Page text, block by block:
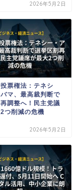
2026年5月2日
投票権法：テネシ
マ、最高裁判断で
調整へ！民主党議
つ削減の危機
2026年5月2日